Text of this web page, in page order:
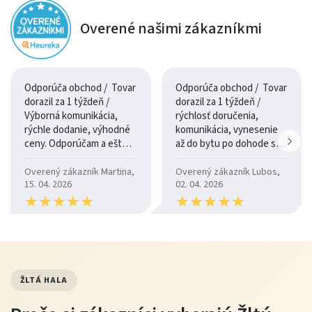
Overené našimi zákazníkmi
Odporúča obchod / Tovar
dorazil za 1 týždeň /
Výborná komunikácia,
rýchle dodanie, výhodné
ceny. Odporúčam a ešte
Overený zákazník Martina,
15. 04. 2026
★★★★★
★★★★★
Odporúča obchod / Tovar
dorazil za 1 týždeň /
rýchlosť doručenia,
komunikácia, vynesenie
až do bytu po dohode so
Overený zákazník Lubos,
02. 04. 2026
★★★★★
★★★★★
ŽLTÁ HALA